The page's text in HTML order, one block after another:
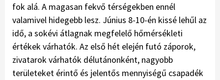
fok alá. A magasan fekvő térségekben ennél
valamivel hidegebb lesz. Június 8-10-én kissé lehűl az
idő, a sokévi átlagnak megfelelő hőmérsékleti
értékek várhatók. Az első hét elején futó záporok,
zivatarok várhatók délutánonként, nagyobb
területeket érintő és jelentős mennyiségű csapadék